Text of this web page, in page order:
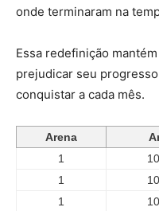
onde terminaram na
Essa redefinição
prejudicar seu
conquistar a cada mês.
Arena
1
1
1